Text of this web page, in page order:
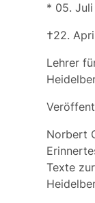
* 05. Juli
†22.
Lehrer
Norbert
Texte